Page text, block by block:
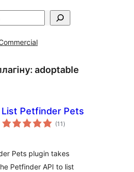
adoptable
List Petfinder Pets
(11 загальний
рейтинг
)
Pets plugin takes
Petfinder API to list